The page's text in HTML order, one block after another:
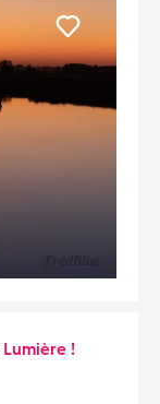
Lumière !